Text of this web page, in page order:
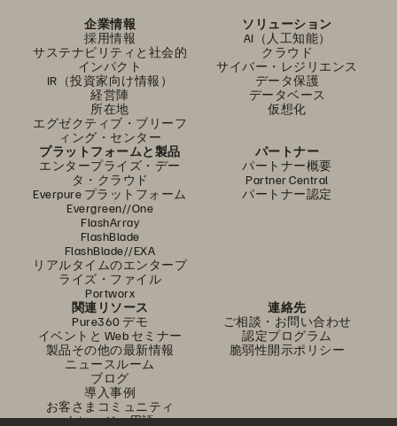
企業情報
採用情報
サステナビリティと社会的
インパクト
IR（投資家向け情報）
経営陣
所在地
エグゼクティブ・ブリーフ
ィング・センター
ソリューション
AI（人工知能）
クラウド
サイバー・レジリエンス
データ保護
データベース
仮想化
プラットフォームと製品
エンタープライズ・デー
タ・クラウド
Everpure プラットフォーム
Evergreen//One
FlashArray
FlashBlade
FlashBlade//EXA
リアルタイムのエンタープ
ライズ・ファイル
Portworx
パートナー
パートナー概要
Partner Central
パートナー認定
関連リソース
Pure360 デモ
イベントと Web セミナー
製品その他の最新情報
ニュースルーム
ブログ
導入事例
お客さまコミュニティ
ナレッジ・用語
連絡先
ご相談・お問い合わせ
認定プログラム
脆弱性開示ポリシー